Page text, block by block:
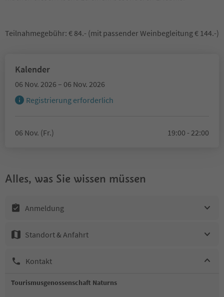
Teilnahmegebühr: € 84.- (mit passender Weinbegleitung € 144.-)
Kalender
06 Nov. 2026 – 06 Nov. 2026
Registrierung erforderlich
06 Nov. (Fr.) 19:00 - 22:00
Alles, was Sie wissen müssen
Anmeldung
Standort & Anfahrt
Kontakt
Tourismusgenossenschaft Naturns